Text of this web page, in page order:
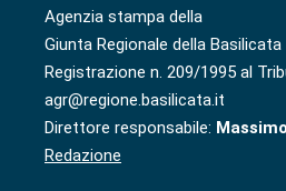
Agenzia stampa della
Giunta Regionale della Basilicata
Registrazione n. 209/1995 al
agr@regione.basilicata.it
Direttore responsabile:
Redazione